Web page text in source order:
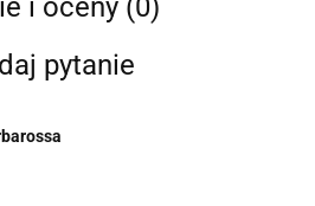
i oceny (0)
pytanie